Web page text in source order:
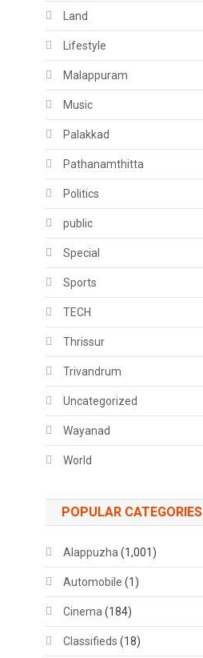
Land
Lifestyle
Malappuram
Music
Palakkad
Pathanamthitta
Politics
public
Special
Sports
TECH
Thrissur
Trivandrum
Uncategorized
Wayanad
World
POPULAR CATEGORIES
Alappuzha (1,001)
Automobile (1)
Cinema (184)
Classifieds (18)